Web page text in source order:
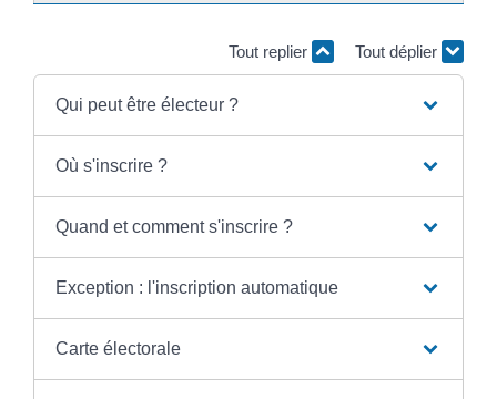
Tout replier Tout déplier
Qui peut être électeur ?
Où s'inscrire ?
Quand et comment s'inscrire ?
Exception : l'inscription automatique
Carte électorale